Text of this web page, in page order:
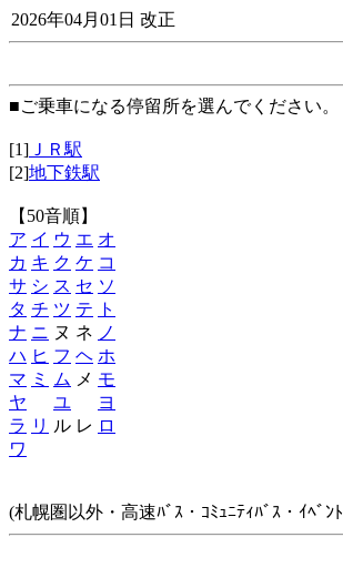
2026年04月01日 改正
■ご乗車になる停留所を選んでください。
[1] ＪＲ駅
[2]地下鉄駅
【50音順】
ア イ ウ エ オ
カ キ ク ケ コ
サ シ ス セ ソ
タ チ ツ テ
ト
ナ ニ ヌ ネ ノ
ハ ヒ フ ヘ ホ
マ ミ ム メ モ
ヤ
ユ
ヨ
ラ リ ル レ ロ
ワ
(札幌圏以外・高速ﾊﾞｽ・ｺﾐｭﾆﾃｨﾊﾞｽ・ｲﾍﾞ